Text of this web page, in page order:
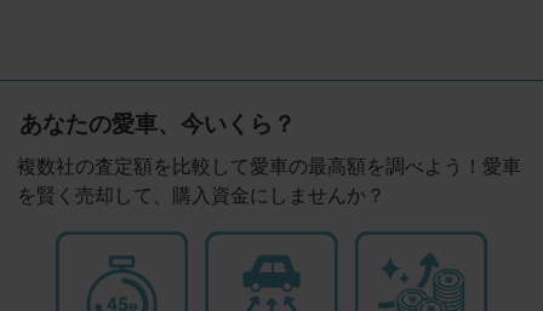
あなたの愛車、今いくら？
複数社の査定額を比較して愛車の最高額を調べよう！愛車
を賢く売却して、購入資金にしませんか？